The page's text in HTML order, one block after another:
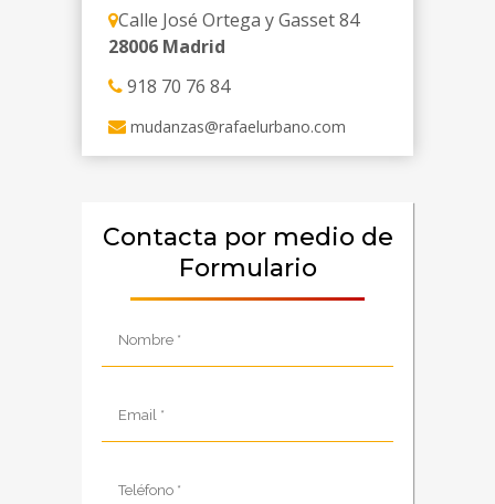
Calle José Ortega y Gasset 84
28006 Madrid
918 70 76 84
mudanzas@rafaelurbano.com
Contacta por medio de
Formulario